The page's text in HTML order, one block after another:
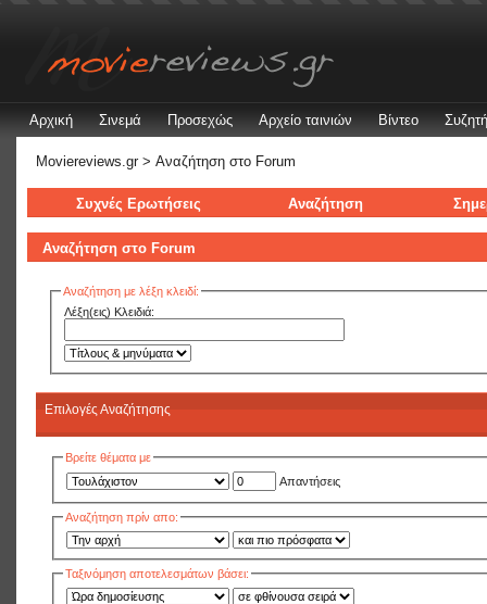
Αρχική Σινεμά Προσεχώς Αρχείο ταινιών Βίντεο
Moviereviews.gr > Αναζήτηση στo Forum
Συχνές Ερωτήσεις Αναζήτηση
Αναζήτηση στo Forum
Αναζήτηση με λέξη κλειδί:
Λέξη(εις) Κλειδιά:
Επιλογές Αναζήτησης
Βρείτε θέματα με
Απαντήσεις
Αναζήτηση πρίν απο:
Ταξινόμηση αποτελεσμάτων βάσει: